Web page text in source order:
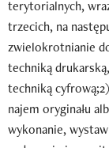
terytorialnych,
trzecich, na
zwielokrotnianie
techniką
techniką
najem oryginału
wykonanie,